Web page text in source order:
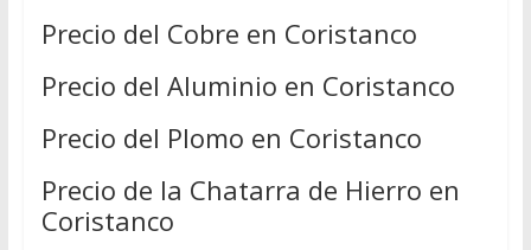
Precio del Cobre en Coristanco
Precio del Aluminio en Coristanco
Precio del Plomo en Coristanco
Precio de la Chatarra de Hierro en
Coristanco